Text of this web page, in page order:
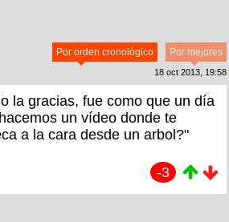
Por mejores
Por orden cronológico
18 oct 2013, 19:58
la gracias, fue como que un día
un vídeo donde te
a la cara desde un arbol?"
-3